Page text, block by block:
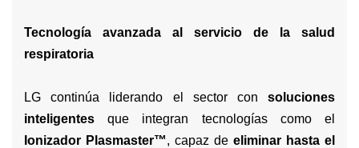
Tecnología avanzada al servicio de la salud
respiratoria
LG continúa liderando el sector con soluciones
inteligentes que integran tecnologías como el
Ionizador Plasmaster™, capaz de eliminar hasta el